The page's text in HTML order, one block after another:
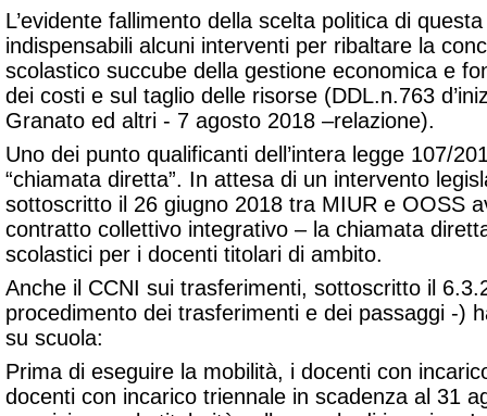
L’evidente fallimento della scelta politica di
indispensabili alcuni interventi per ribaltare la
scolastico succube della gestione economica e
dei costi e sul taglio delle risorse (DDL.n.763
Granato ed altri - 7 agosto 2018 –relazione).
Uno dei punto qualificanti dell’intera legge 107/
“chiamata diretta”. In attesa di un intervento
sottoscritto il 26 giugno 2018 tra MIUR e OOSS
contratto collettivo integrativo – la chiamata
scolastici per i docenti titolari di ambito.
Anche il CCNI sui trasferimenti, sottoscritto il
procedimento dei trasferimenti e dei passaggi -)
su scuola:
Prima di eseguire la mobilità, i docenti con
docenti con incarico triennale in scadenza al 31